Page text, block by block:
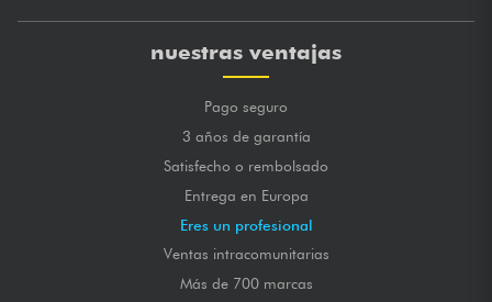
nuestras ventajas
Pago seguro
3 años de garantía
Satisfecho o rembolsado
Entrega en Europa
Eres un profesional
Ventas intracomunitarias
Más de 700 marcas